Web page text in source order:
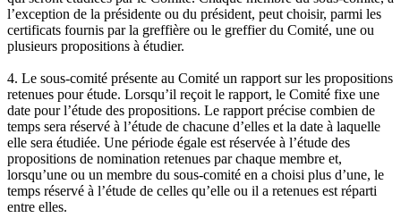
l’exception de la présidente ou du président, peut choisir, parmi les
certificats fournis par la greffière ou le greffier du Comité, une ou
plusieurs propositions à étudier.
4. Le sous-comité présente au Comité un rapport sur les propositions
retenues pour étude. Lorsqu’il reçoit le rapport, le Comité fixe une
date pour l’étude des propositions. Le rapport précise combien de
temps sera réservé à l’étude de chacune d’elles et la date à laquelle
elle sera étudiée. Une période égale est réservée à l’étude des
propositions de nomination retenues par chaque membre et,
lorsqu’une ou un membre du sous-comité en a choisi plus d’une, le
temps réservé à l’étude de celles qu’elle ou il a retenues est réparti
entre elles.